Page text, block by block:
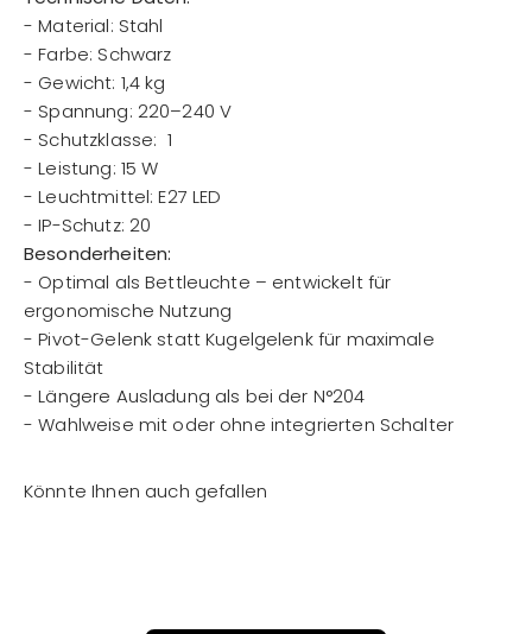
- Material: Stahl
- Farbe: Schwarz
- Gewicht: 1,4 kg
- Spannung: 220–240 V
- Schutzklasse: 1
- Leistung: 15 W
- Leuchtmittel: E27 LED
- IP-Schutz: 20
Besonderheiten:
- Optimal als Bettleuchte – entwickelt für
ergonomische Nutzung
- Pivot-Gelenk statt Kugelgelenk für maximale
Stabilität
- Längere Ausladung als bei der N°204
- Wahlweise mit oder ohne integrierten Schalter